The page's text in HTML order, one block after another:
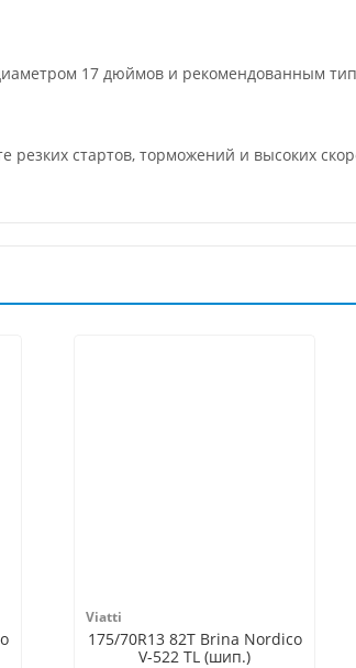
17 дюймов и рекомендованным
резких стартов, торможений и высоких
Viatti
175/70R13 82T Brina Nordico
V-522 TL (шип.)